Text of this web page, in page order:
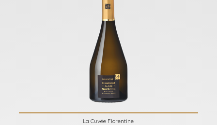
La Cuvée Florentine